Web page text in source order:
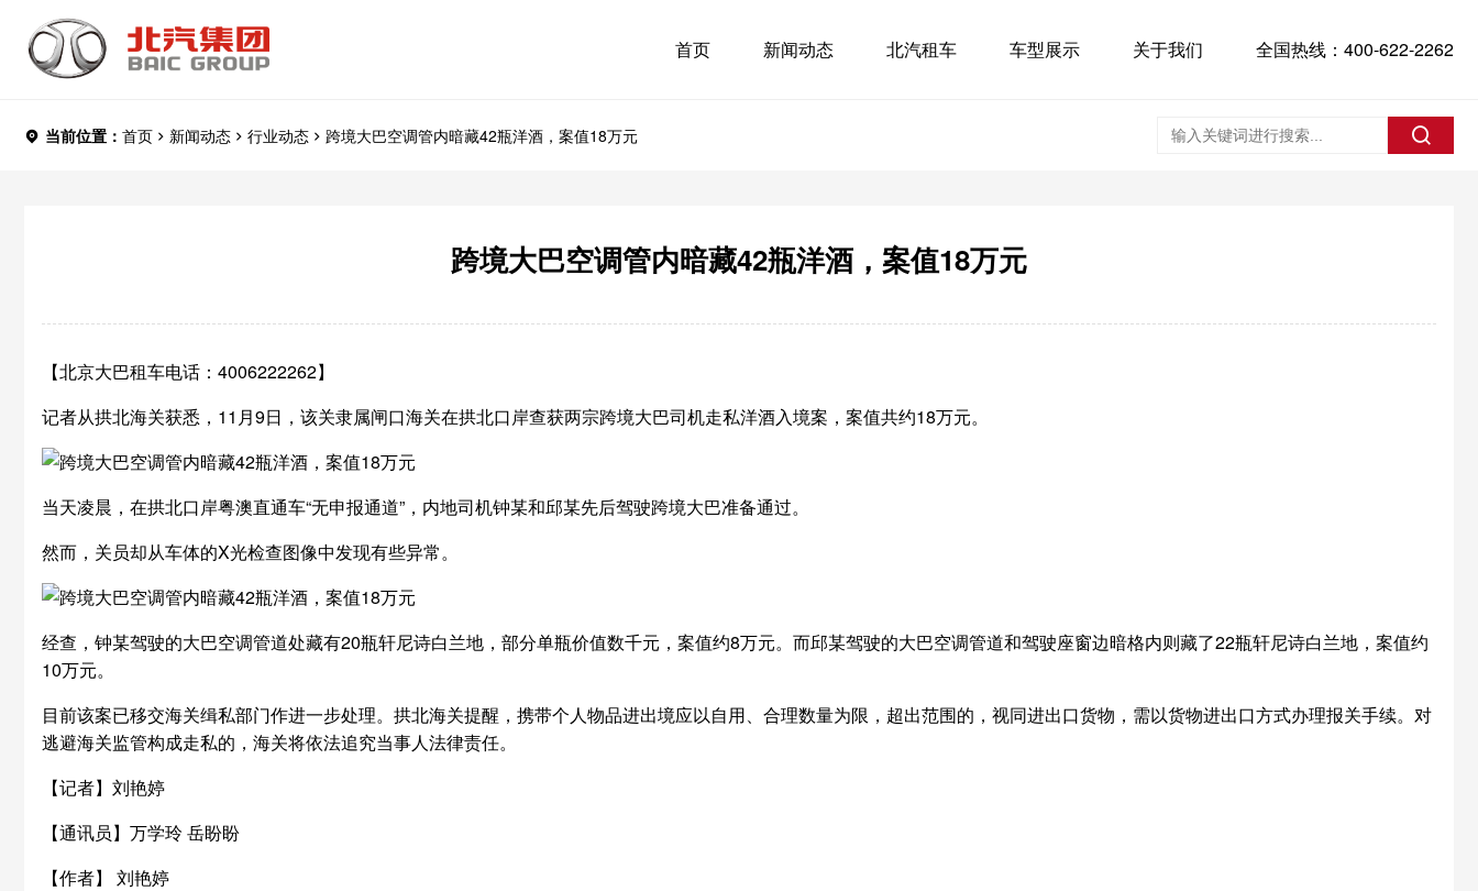
首页 新闻动态 北汽租车 车型展示 关于我们 全国热线：400-622-2262
当前位置： 首页 新闻动态 行业动态 跨境大巴空调管内暗藏42瓶洋酒，案值18万元
跨境大巴空调管内暗藏42瓶洋酒，案值18万元
【北京大巴租车电话：4006222262】
记者从拱北海关获悉，11月9日，该关隶属闸口海关在拱北口岸查获两宗跨境大巴司机走私洋酒入境案，案值共约18万元。
当天凌晨，在拱北口岸粤澳直通车“无申报通道”，内地司机钟某和邱某先后驾驶跨境大巴准备通过。
然而，关员却从车体的X光检查图像中发现有些异常。
经查，钟某驾驶的大巴空调管道处藏有20瓶轩尼诗白兰地，部分单瓶价值数千元，案值约8万元。而邱某驾驶的大巴空调管道和驾驶座窗边暗格内则藏了22瓶轩尼诗白兰地，案值约
10万元。
目前该案已移交海关缉私部门作进一步处理。拱北海关提醒，携带个人物品进出境应以自用、合理数量为限，超出范围的，视同进出口货物，需以货物进出口方式办理报关手续。对
逃避海关监管构成走私的，海关将依法追究当事人法律责任。
【记者】刘艳婷
【通讯员】万学玲 岳盼盼
【作者】 刘艳婷